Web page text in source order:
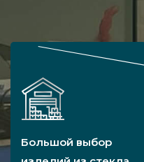
Большой выбор